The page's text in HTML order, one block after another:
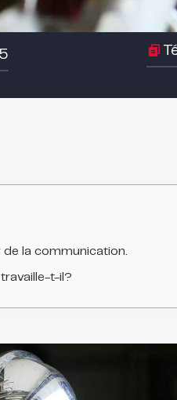
la communication.
t-il?